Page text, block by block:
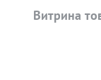
Витрина